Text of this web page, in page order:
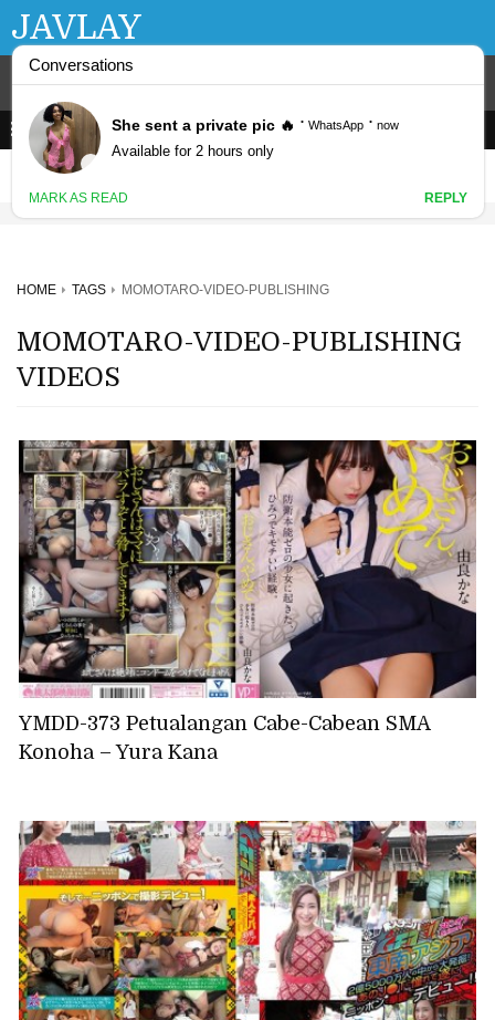
JAVLAY
HOME TAGS MOMOTARO-VIDEO-PUBLISHING
MOMOTARO-VIDEO-PUBLISHING
VIDEOS
YMDD-373 Petualangan Cabe-Cabean SMA
Konoha – Yura Kana